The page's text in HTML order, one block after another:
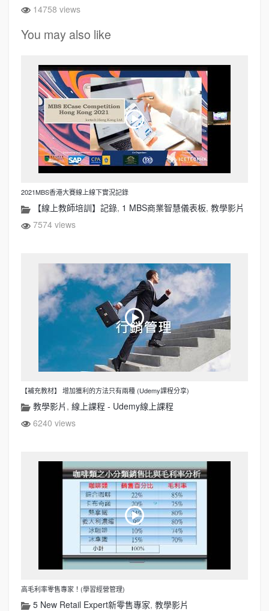
14758 views
You may also like
2021MBS香港大賽線上線下實況記錄
【線上教師培訓】記錄, 1 MBS商業智慧儀表板, 教學影片
7574 views
【補充教材】 增加獲利的方法只有兩種 (Udemy課程分享)
教學影片 , 線上課程 - Udemy線上課程
6240 views
高毛利率零售專家！(學習經營管理)
5 New Retail Expert新零售專家, 教學影片